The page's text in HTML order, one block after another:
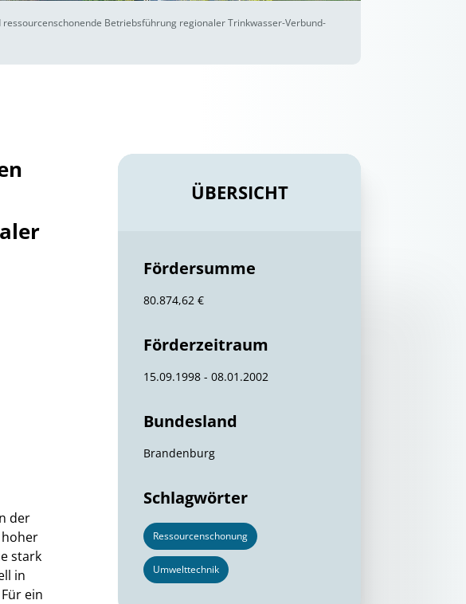
Betriebsführung regionaler Trinkwasser-Verbund-
der
stark
in
ein
ÜBERSICHT
Fördersumme
80.874,62 €
Förderzeitraum
15.09.1998 - 08.01.2002
Bundesland
Brandenburg
Schlagwörter
Ressourcenschonung
Umwelttechnik